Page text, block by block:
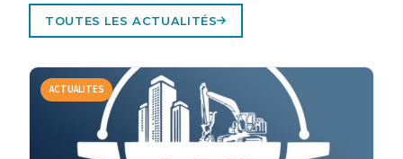
TOUTES LES ACTUALITÉS
ACTUALITES